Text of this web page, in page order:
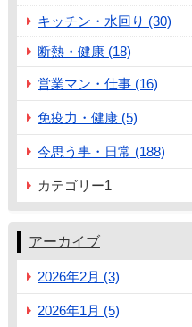
キッチン・水回り (30)
断熱・健康 (18)
営業マン・仕事 (16)
免疫力・健康 (5)
今思う事・日常 (188)
カテゴリー1
アーカイブ
2026年2月 (3)
2026年1月 (5)